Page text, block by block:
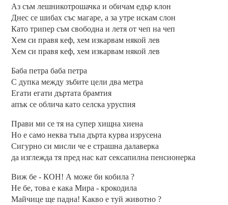
Аз съм лешникотрошачка и обичам едър клон
Днес се шибах със магаре, а за утре искам слон
Като трипер съм свободна и летя от чеп на чеп
Хем си правя кеф, хем изкарвам някой лев
Хем си правя кеф, хем изкарвам някой лев
Баба петра баба петра
С дупка между зъбите цели два метра
Егати егати дъртата брамтия
апък се облича като селска уруспия
Прави ми се тя на супер хищна хиена
Но е само неква тъпа дърта курва изрусена
Сигурно си мисли че е страшна далаверка
да изглежда тя пред нас кат сексапилна пенсионерка
Виж бе - КОН! А може би кобила ?
Не бе, това е кака Мира - крокодила
Майчице ще падна! Какво е туй животно ?